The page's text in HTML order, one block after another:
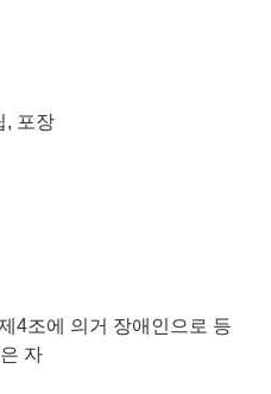
, 포장
4조에 의거 장애인으로 등
자